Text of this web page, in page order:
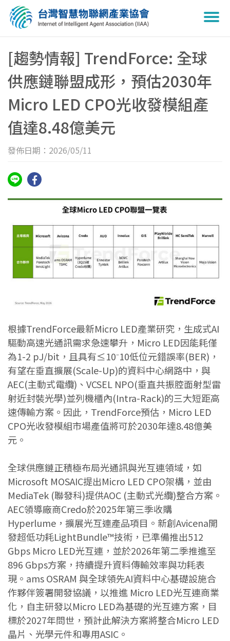
[趨勢情報] TrendForce: 全球
供應鏈聯盟成形，預估2030年
Micro LED CPO光收發模組產
值達8.48億美元
發佈日期：2026/05/11
根據TrendForce最新Micro LED產業研究，生成式AI
驅動高速光通訊需求急速攀升，Micro LED因能耗僅
為1-2 pJ/bit，且具有≤10⁻10低位元錯誤率(BER)，
有望在垂直擴展(Scale-Up)的資料中心網路中，與
AEC(主動式電纜)、VCSEL NPO(垂直共振腔面射型雷
射近封裝光學)並列機櫃內(Intra-Rack)的三大短距高
速傳輸方案。因此，TrendForce預估，Micro LED
CPO光收發模組市場產值將可於2030年達8.48億美
元。
全球供應鏈正積極布局光通訊與光互連領域，如
Microsoft MOSAIC提出Micro LED CPO架構，並由
MediaTek (聯發科)提供AOC (主動式光纜)整合方案。
AEC領導廠商Credo於2025年第三季收購
Hyperlume，擴展光互連產品項目。新創Avicena開
發超低功耗LightBundle™技術，已準備推出512
Gbps Micro LED光互連，並於2026年第二季推進至
896 Gbps方案，持續提升資料傳輸效率與功耗表
現。ams OSRAM 與全球領先AI資料中心基礎設施合
作夥伴簽署開發協議，以推進 Micro LED光互連商業
化，自主研發以Micro LED為基礎的光互連方案，目
標於2027年問世，預計此解決方案將整合Micro LED
晶片、光學元件和專用ASIC。